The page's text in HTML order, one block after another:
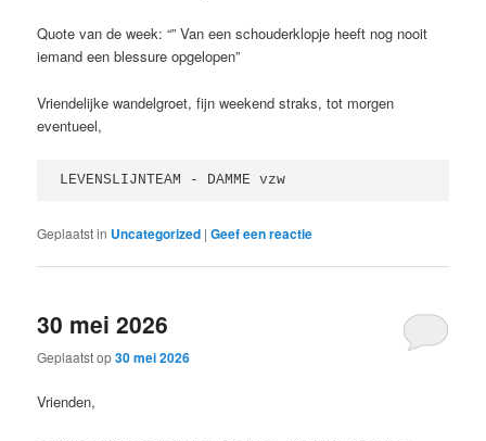
Quote van de week: “” Van een schouderklopje heeft nog nooit
iemand een blessure opgelopen”
Vriendelijke wandelgroet, fijn weekend straks, tot morgen
eventueel,
LEVENSLIJNTEAM - DAMME vzw
Geplaatst in Uncategorized |Geef een reactie
30 mei 2026
Geplaatst op30 mei 2026
Vrienden,